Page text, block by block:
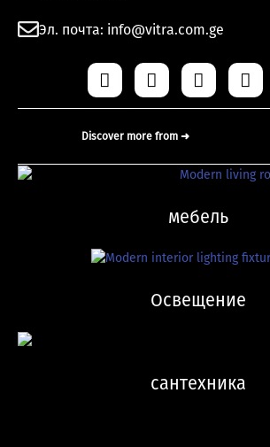
Эл. почта: info@vitra.com.ge
Discover more from ➜
мебель
Освещение
сантехника